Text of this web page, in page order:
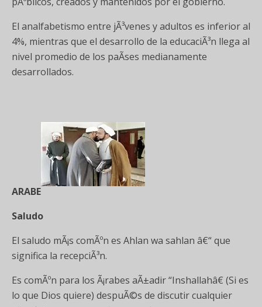
El analfabetismo entre jÃ³venes y adultos es inferior al
4%, mientras que el desarrollo de la educaciÃ³n llega al
nivel promedio de los paÃ­ses medianamente
desarrollados.
ARABE
Saludo
El saludo mÃ¡s comÃºn es Ahlan wa sahlan â€“ que
significa la recepciÃ³n.
Es comÃºn para los Ã¡rabes aÃ±adir “Inshallahâ€ (Si es
lo que Dios quiere) despuÃ©s de discutir cualquier